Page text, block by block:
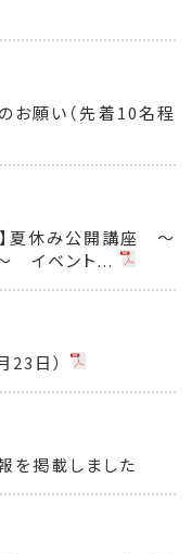
お願い（先着10名程
】夏休み公開講座 ～
イベント...
日）
掲載しました